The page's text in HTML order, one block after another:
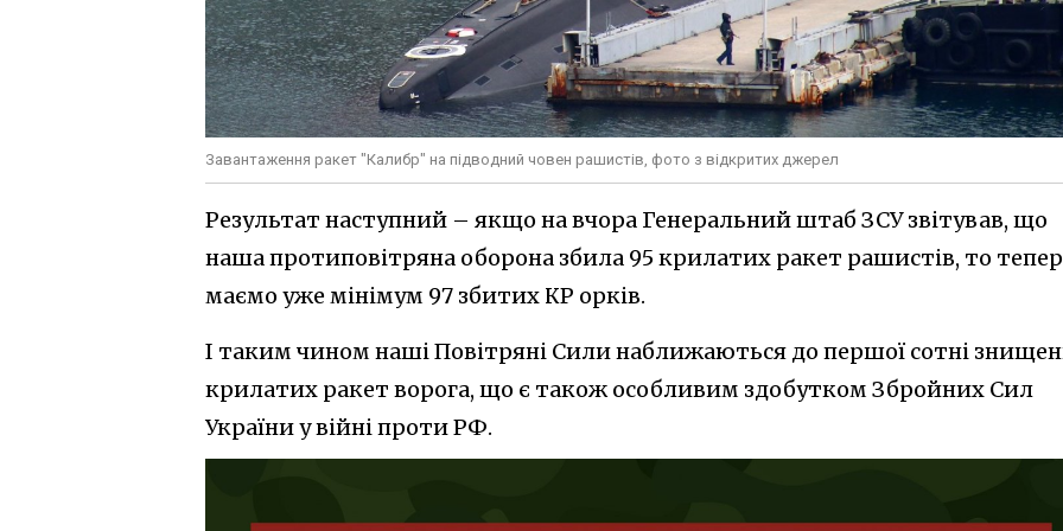
Завантаження ракет "Калибр" на підводний човен рашистів, фото з відкритих джерел
Результат наступний – якщо на вчора Генеральний штаб ЗСУ звітував, що
наша протиповітряна оборона збила 95 крилатих ракет рашистів, то тепер
маємо уже мінімум 97 збитих КР орків.
І таким чином наші Повітряні Сили наближаються до першої сотні
крилатих ракет ворога, що є також особливим здобутком Збройних Сил
України у війні проти РФ.